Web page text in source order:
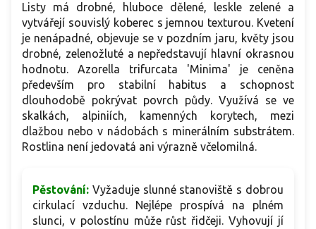
Listy má drobné, hluboce dělené, leskle zelené a
vytvářejí souvislý koberec s jemnou texturou. Kvetení
je nenápadné, objevuje se v pozdním jaru, květy jsou
drobné, zelenožluté a nepředstavují hlavní okrasnou
hodnotu. Azorella trifurcata 'Minima' je ceněna
především pro stabilní habitus a schopnost
dlouhodobě pokrývat povrch půdy. Využívá se ve
skalkách, alpiniích, kamenných korytech, mezi
dlažbou nebo v nádobách s minerálním substrátem.
Rostlina není jedovatá ani výrazně včelomilná.
Pěstování: Vyžaduje slunné stanoviště s dobrou
cirkulací vzduchu. Nejlépe prospívá na plném
slunci, v polostínu může růst řidčeji. Vyhovují jí